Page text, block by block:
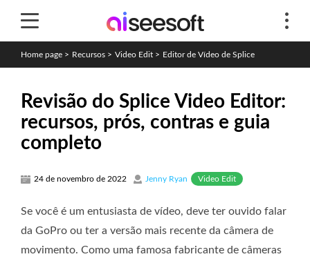
Home page > Recursos > Video Edit > Editor de Vídeo de Splice
Revisão do Splice Video Editor:
recursos, prós, contras e guia
completo
24 de novembro de 2022 Jenny Ryan Video Edit
Se você é um entusiasta de vídeo, deve ter ouvido falar
da GoPro ou ter a versão mais recente da câmera de
movimento. Como uma famosa fabricante de câmeras